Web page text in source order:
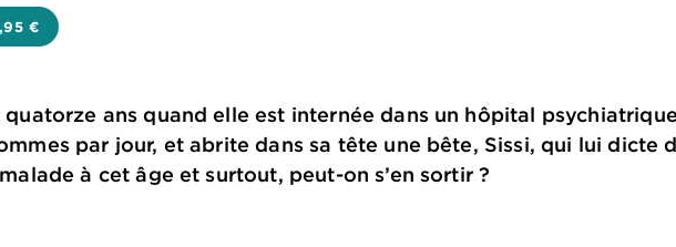
€
quatorze ans quand elle est internée dans un hôpital
par jour, et abrite dans sa tête une bête, Sissi, qui lui dicte
à cet âge et surtout, peut-on s’en sortir ?